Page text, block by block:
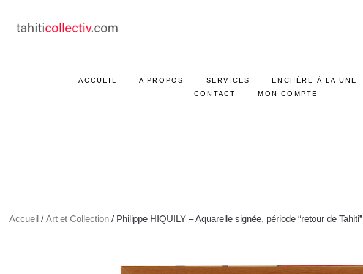
ACCUEIL A PROPOS SERVICES ENCHÈRE À LA UNE
CONTACT
MON COMPTE
Accueil / Art et Collection / Philippe HIQUILY – Aquarelle signée, période “retour de Tahiti”